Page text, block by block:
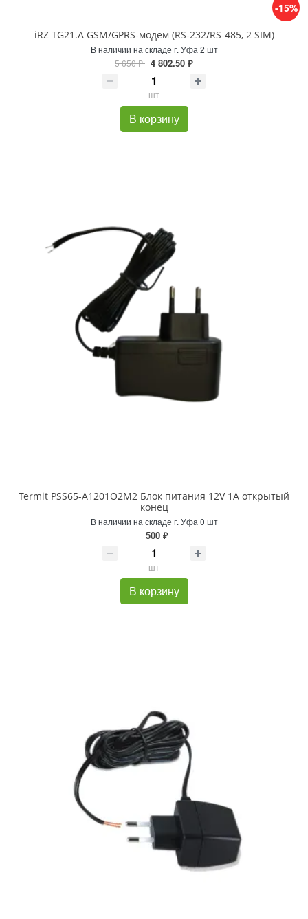
-15%
iRZ TG21.A GSM/GPRS-модем (RS-232/RS-485, 2 SIM)
В наличии на складе г. Уфа 2 шт
5 650 ₽ 4 802.50 ₽
шт
В корзину
Termit PSS65-A1201O2M2 Блок питания 12V 1A открытый
конец
В наличии на складе г. Уфа 0 шт
500 ₽
шт
В корзину